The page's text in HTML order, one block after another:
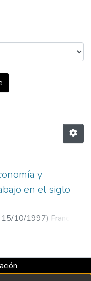
Vol. 01,
y
en el siglo
15/10/1997) Franco
hasta 2026 -